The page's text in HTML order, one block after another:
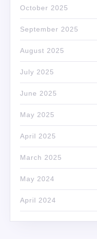
October 2025
September 2025
August 2025
July 2025
June 2025
May 2025
April 2025
March 2025
May 2024
April 2024